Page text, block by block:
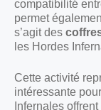
compatibilité
permet
s’agit des
les Hordes
Cette activité
intéressante
Infernales